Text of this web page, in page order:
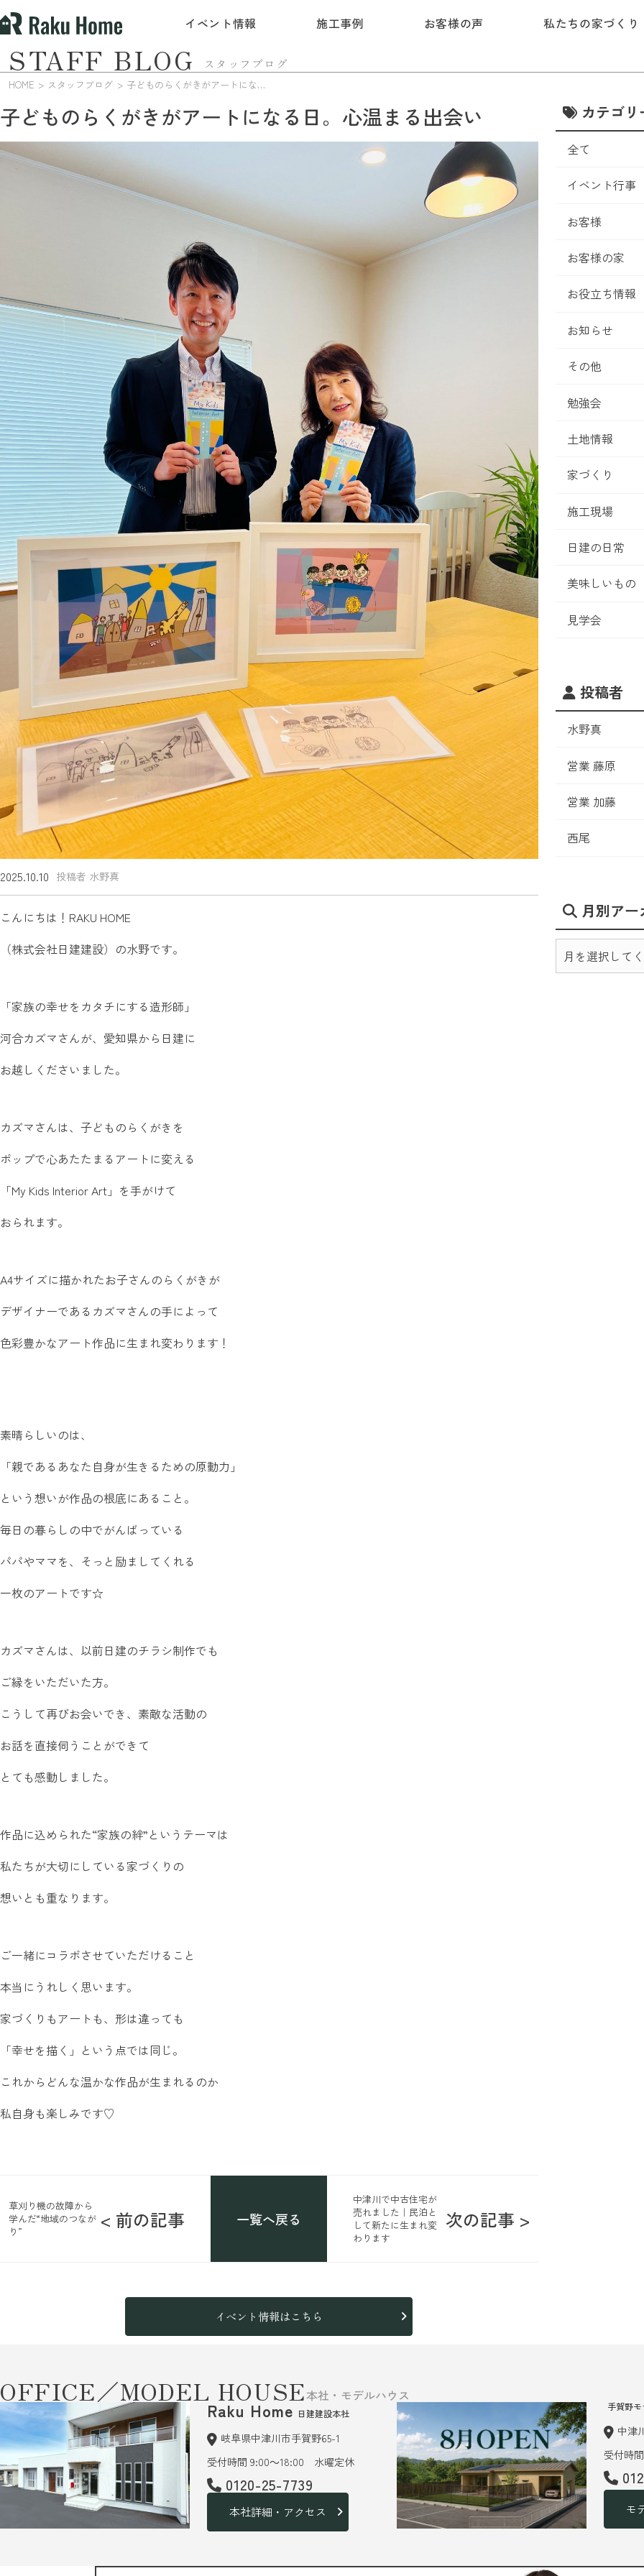
イベント情報 施工事例 お客様の声 私たちの家づくり
スタッフブログ
STAFF BLOG
HOME スタッフブログ 子どものらくがきがアートになる日。心温まる出会い
子どものらくがきがアートになる日。心温まる出会い
2025.10.10 投稿者 水野真
こんにちは！RAKU HOME
（株式会社日建建設）の水野です。
「家族の幸せをカタチにする造形師」
河合カズマさんが、愛知県から日建に
お越しくださいました。
カズマさんは、子どものらくがきを
ポップで心あたたまるアートに変える
「My Kids Interior Art」を手がけて
おられます。
A4サイズに描かれたお子さんのらくがきが
デザイナーであるカズマさんの手によって
色彩豊かなアート作品に生まれ変わります！
素晴らしいのは、
「親であるあなた自身が生きるための原動力」
という想いが作品の根底にあること。
毎日の暮らしの中でがんばっている
パパやママを、そっと励ましてくれる
一枚のアートです☆
カズマさんは、以前日建のチラシ制作でも
ご縁をいただいた方。
こうして再びお会いでき、素敵な活動の
お話を直接伺うことができて
とても感動しました。
作品に込められた“家族の絆”というテーマは
私たちが大切にしている家づくりの
想いとも重なります。
ご一緒にコラボさせていただけること
本当にうれしく思います。
家づくりもアートも、形は違っても
「幸せを描く」という点では同じ。
これからどんな温かな作品が生まれるのか
私自身も楽しみです♡
< 前の記事
草刈り機の故障から
学んだ“地域のつなが
り”
一覧へ戻る
中津川で中古住宅が
売れました｜民泊と
して新たに生まれ変
わります
次の記事 >
イベント情報はこちら
カテゴリ
全て
イベント行事
お客様
お客様の家
お役立ち情報
お知らせ
その他
勉強会
土地情報
家づくり
施工現場
日建の日常
美味しいもの
見学会
投稿者
水野真
営業 藤原
営業 加藤
西尾
月別アー
OFFICE／MODEL HOUSE本社・モデルハウス
Raku Home 日建建設本社
岐阜県中津川市手賀野65-1
受付時間 9:00～18:00 水曜定休
0120-25-7739
本社詳細・アクセス
手賀野
中津
受付時
モ